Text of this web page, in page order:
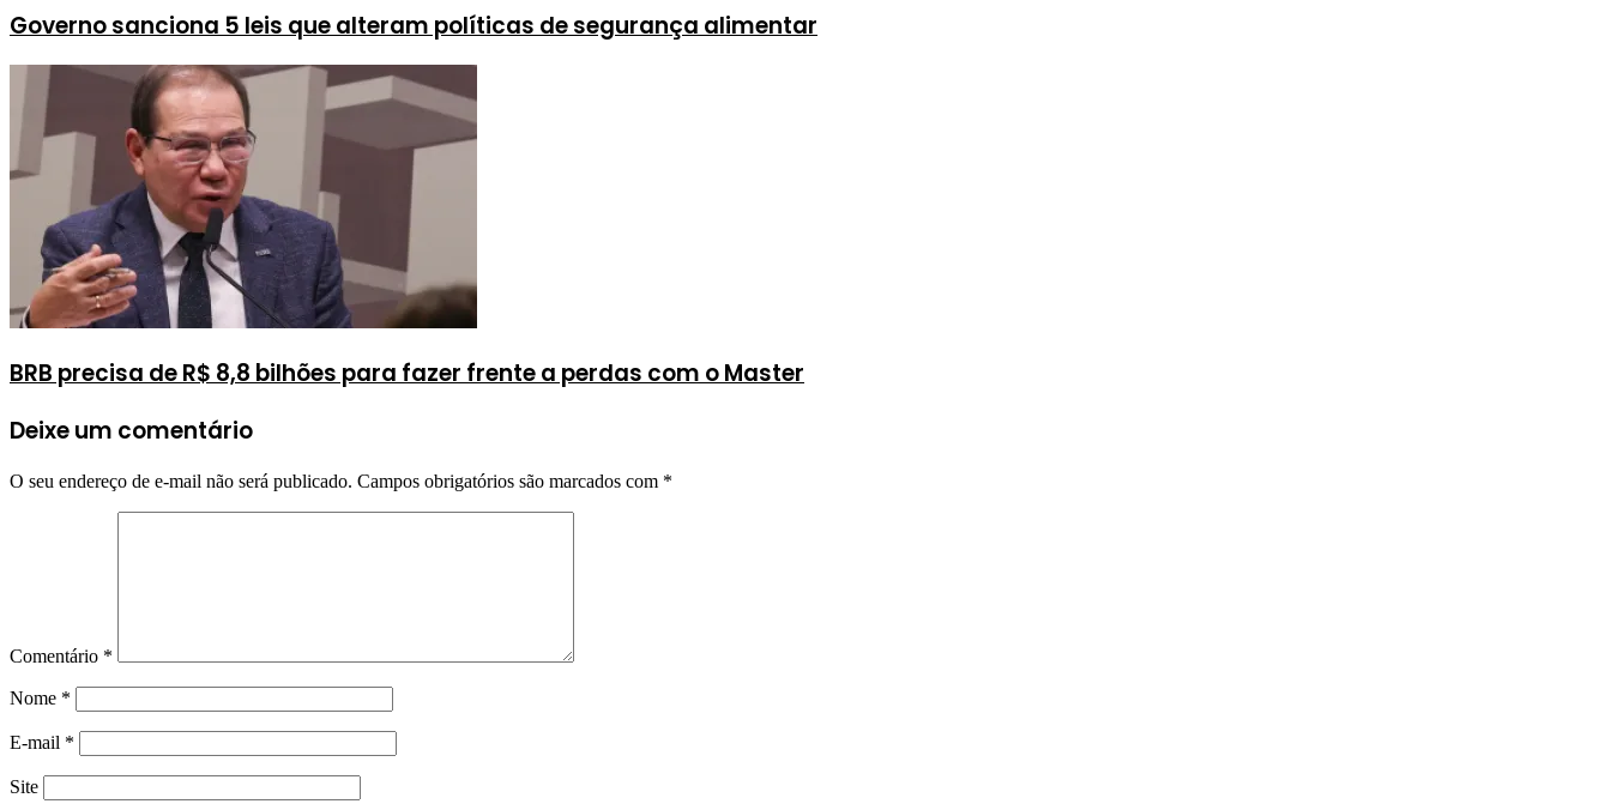
Governo sanciona 5 leis que alteram políticas de segurança alimentar
BRB precisa de R$ 8,8 bilhões para fazer frente a perdas com o Master
Deixe um comentário
O seu endereço de e-mail não será publicado. Campos obrigatórios são marcados com *
Comentário *
Nome *
E-mail *
Site